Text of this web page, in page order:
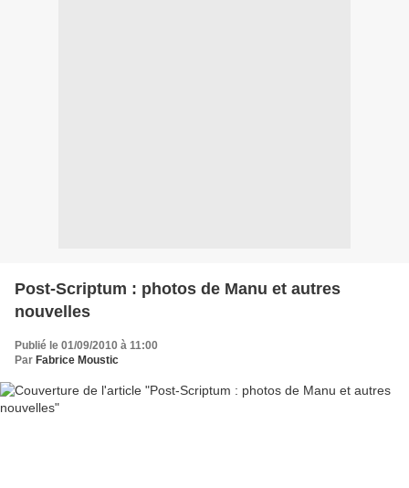
Post-Scriptum : photos de Manu et autres
nouvelles
Publié le 01/09/2010 à 11:00
Par Fabrice Moustic